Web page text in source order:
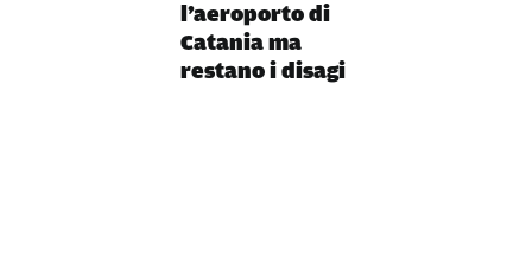
l’aeroporto di
Catania ma
restano i disagi